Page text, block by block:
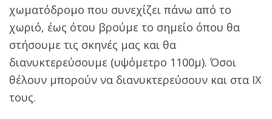
χωματόδρομο που συνεχίζει πάνω από το
χωριό, έως ότου βρούμε το σημείο όπου θα
στήσουμε τις σκηνές μας και θα
διανυκτερεύσουμε (υψόμετρο 1100μ). Όσοι
θέλουν μπορούν να διανυκτερεύσουν και στα ΙΧ
τους.